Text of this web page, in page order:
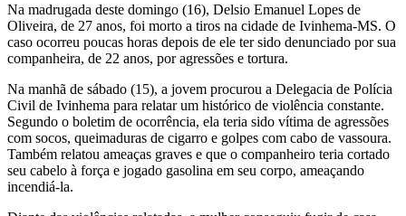
Na madrugada deste domingo (16), Delsio Emanuel Lopes de
Oliveira, de 27 anos, foi morto a tiros na cidade de Ivinhema-MS. O
caso ocorreu poucas horas depois de ele ter sido denunciado por sua
companheira, de 22 anos, por agressões e tortura.
Na manhã de sábado (15), a jovem procurou a Delegacia de Polícia
Civil de Ivinhema para relatar um histórico de violência constante.
Segundo o boletim de ocorrência, ela teria sido vítima de agressões
com socos, queimaduras de cigarro e golpes com cabo de vassoura.
Também relatou ameaças graves e que o companheiro teria cortado
seu cabelo à força e jogado gasolina em seu corpo, ameaçando
incendiá-la.